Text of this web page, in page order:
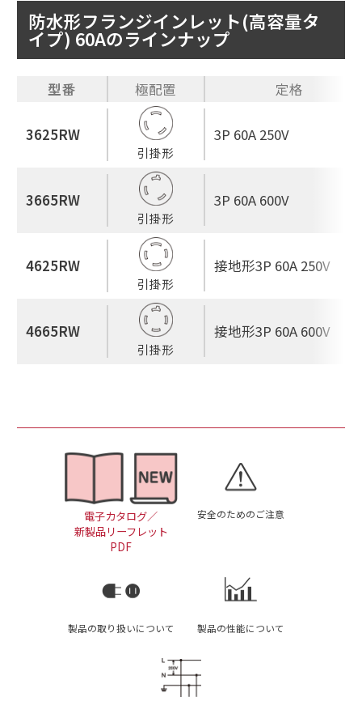
防水形フランジインレット(高容量タ
イプ) 60Aのラインナップ
型番 極配置 定格
3625RW
引掛形
3P 60A 250V
3665RW
引掛形
3P 60A 600V
4625RW
引掛形
接地形3P 60A 250V
4665RW
引掛形
接地形3P 60A 600V
電子カタログ／
新製品リーフレット
PDF
安全のためのご注意
製品の取り扱いについて 製品の性能について